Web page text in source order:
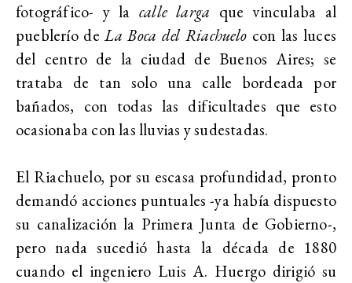
fotográfico- y la calle larga que vinculaba al
pueblerío deLa Boca del Riachuelocon las luces
del centro de la ciudad de Buenos Aires; se
trataba de tan solo una calle bordeada por
bañados, con todas las dificultades que esto
ocasionaba con las lluvias y sudestadas.
El Riachuelo, por su escasa profundidad, pronto
demandó acciones puntuales -ya había dispuesto
su canalización la Primera Junta de Gobierno-,
pero nada sucedió hasta la década de 1880
cuando el ingeniero Luis A. Huergo dirigió su